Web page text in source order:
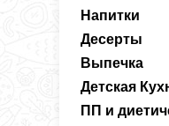
Напитки
Десерты
Выпечка
Детская
ПП и